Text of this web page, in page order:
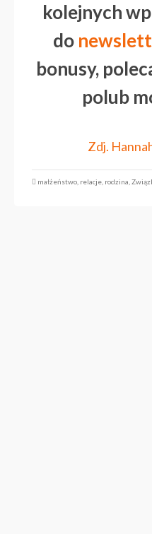
kolejnych
do
bonusy,
polub
Zdj.
małżeństwo, relacje, rodzina,